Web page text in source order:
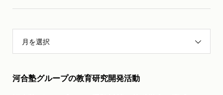
月を選択
河合塾グループの教育研究開発活動